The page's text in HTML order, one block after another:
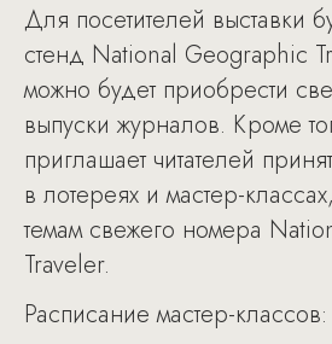
Для посетителей выставки
стенд National Geographic
можно будет приобрести
выпуски журналов. Кроме
приглашает читателей
в лотереях и мастер-
темам свежего номера
Traveler.
Расписание мастер-классов: